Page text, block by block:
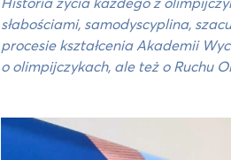
słabościami, samodyscyplina,
procesie kształcenia Akademii
o olimpijczykach, ale też o Ruchu